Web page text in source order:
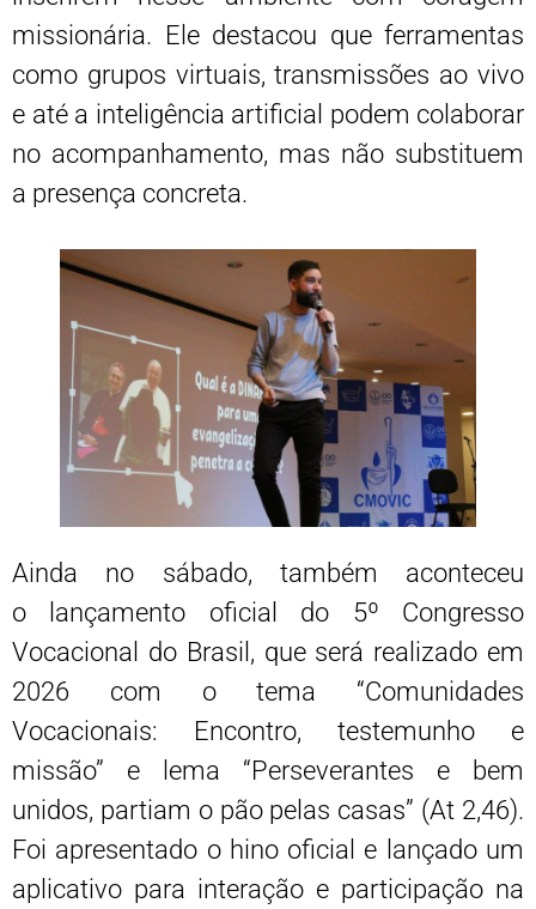
missionária. Ele destacou que ferramentas
como grupos virtuais, transmissões ao vivo
e até a inteligência artificial podem colaborar
no acompanhamento, mas não substituem
a presença concreta.
Ainda no sábado, também aconteceu
o lançamento oficial do 5º Congresso
Vocacional do Brasil, que será realizado em
2026 com o tema “Comunidades
Vocacionais: Encontro, testemunho e
missão” e lema “Perseverantes e bem
unidos, partiam o pão pelas casas” (At 2,46).
Foi apresentado o hino oficial e lançado um
aplicativo para interação e participação na